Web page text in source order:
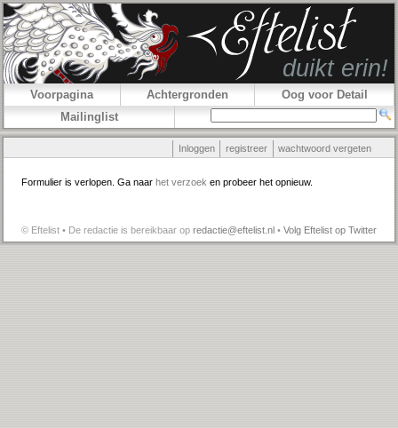
Voorpagina Achtergronden
Oog voor Detail
Mailinglist
Inloggen registreer wachtwoord vergeten
Formulier is verlopen. Ga naar het verzoek en probeer het opnieuw.
© Eftelist • De redactie is bereikbaar op redactie@eftelist.nl • Volg Eftelist op Twitter